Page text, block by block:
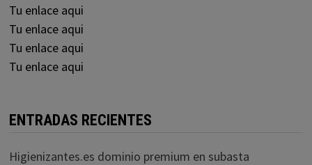
Tu enlace aqui
Tu enlace aqui
Tu enlace aqui
Tu enlace aqui
ENTRADAS RECIENTES
Higienizantes.es dominio premium en subasta